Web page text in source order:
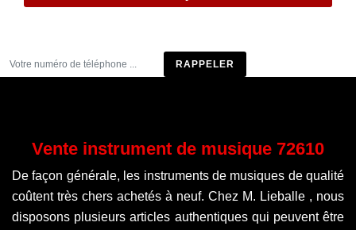
Vente instrument de musique 72610
De façon générale, les instruments de musiques de qualité
coûtent très chers achetés à neuf. Chez M. Lieballe , nous
disposons plusieurs articles authentiques qui peuvent être